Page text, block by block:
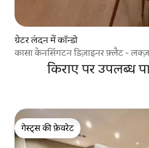
ग्रेटर लंदन में कॉन्डो
कासा केनसिंगटन डिज़ाइनर फ़्लैट -
किराए पर उपलब्ध
गेस्ट्स की फ़ेवरेट
गेस्ट्स की फ़ेवरेट